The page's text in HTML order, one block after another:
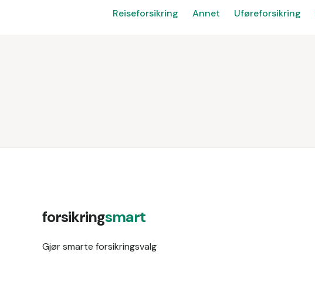
Reiseforsikring
Annet Uføreforsikring
forsikringsmart
Gjør smarte forsikringsvalg